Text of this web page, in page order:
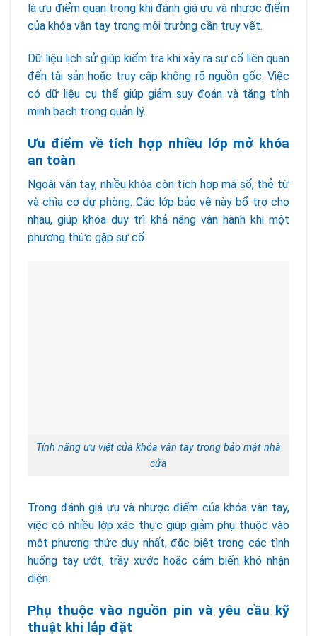
là ưu điểm quan trọng khi đánh giá ưu và nhược điểm
của khóa vân tay trong môi trường cần truy vết.
Dữ liệu lịch sử giúp kiểm tra khi xảy ra sự cố liên quan
đến tài sản hoặc truy cập không rõ nguồn gốc. Việc
có dữ liệu cụ thể giúp giảm suy đoán và tăng tính
minh bạch trong quản lý.
Ưu điểm về tích hợp nhiều lớp mở khóa
an toàn
Ngoài vân tay, nhiều khóa còn tích hợp mã số, thẻ từ
và chìa cơ dự phòng. Các lớp bảo vệ này bổ trợ cho
nhau, giúp khóa duy trì khả năng vận hành khi một
phương thức gặp sự cố.
Tính năng ưu việt của khóa vân tay trong bảo mật nhà
cửa
Trong đánh giá ưu và nhược điểm của khóa vân tay,
việc có nhiều lớp xác thực giúp giảm phụ thuộc vào
một phương thức duy nhất, đặc biệt trong các tình
huống tay ướt, trầy xước hoặc cảm biến khó nhận
diện.
Phụ thuộc vào nguồn pin và yêu cầu kỹ
thuật khi lắp đặt